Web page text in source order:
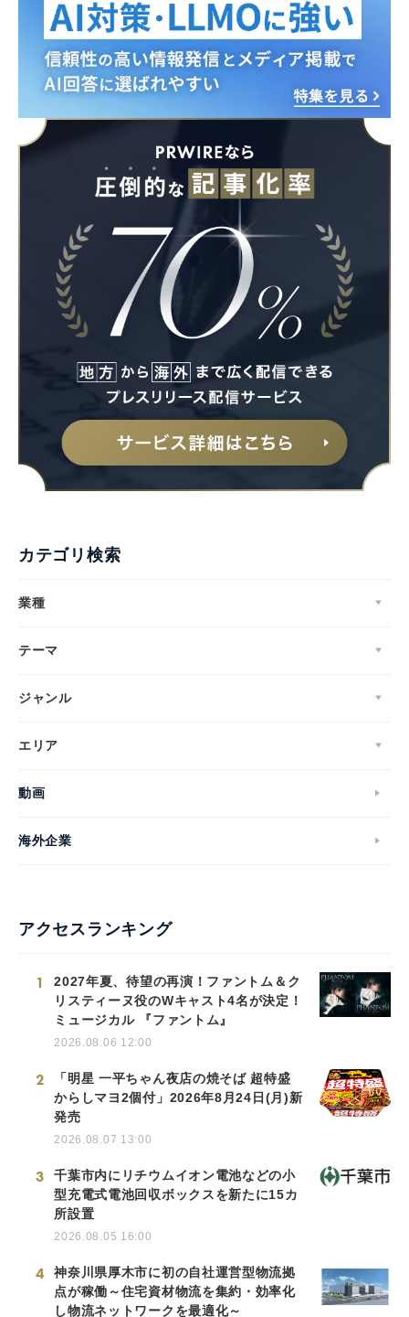
カテゴリ検索
業種
テーマ
ジャンル
エリア
動画
海外企業
アクセスランキング
1
2027年夏、待望の再演！ファントム＆ク
リスティーヌ役のWキャスト4名が決定！
ミュージカル 『ファントム』
2026.08.06 12:00
2
「明星 一平ちゃん夜店の焼そば 超特盛
からしマヨ2個付」2026年8月24日(月)新
発売
2026.08.07 13:00
3
千葉市内にリチウムイオン電池などの小
型充電式電池回収ボックスを新たに15カ
所設置
2026.08.05 16:00
4
神奈川県厚木市に初の自社運営型物流拠
点が稼働～住宅資材物流を集約・効率化
し物流ネットワークを最適化～
Japanese
English